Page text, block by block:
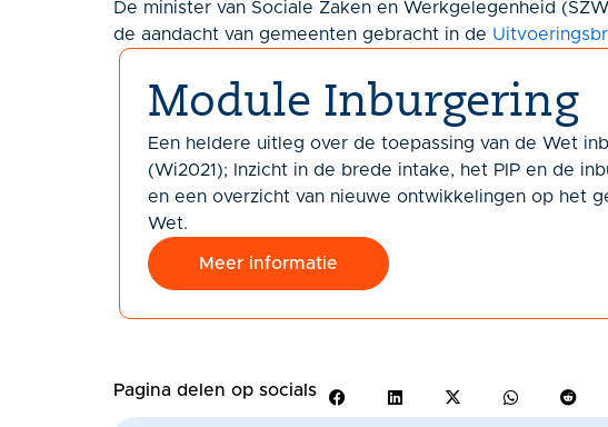
De minister van Sociale Zaken en Werkgelegenheid
de aandacht van gemeenten gebracht in de
Module Inburgering
Een heldere uitleg over de toepassing van de Wet
(Wi2021); Inzicht in de brede intake, het PIP en de
en een overzicht van nieuwe ontwikkelingen op het
Wet.
Meer informatie
Pagina delen op socials